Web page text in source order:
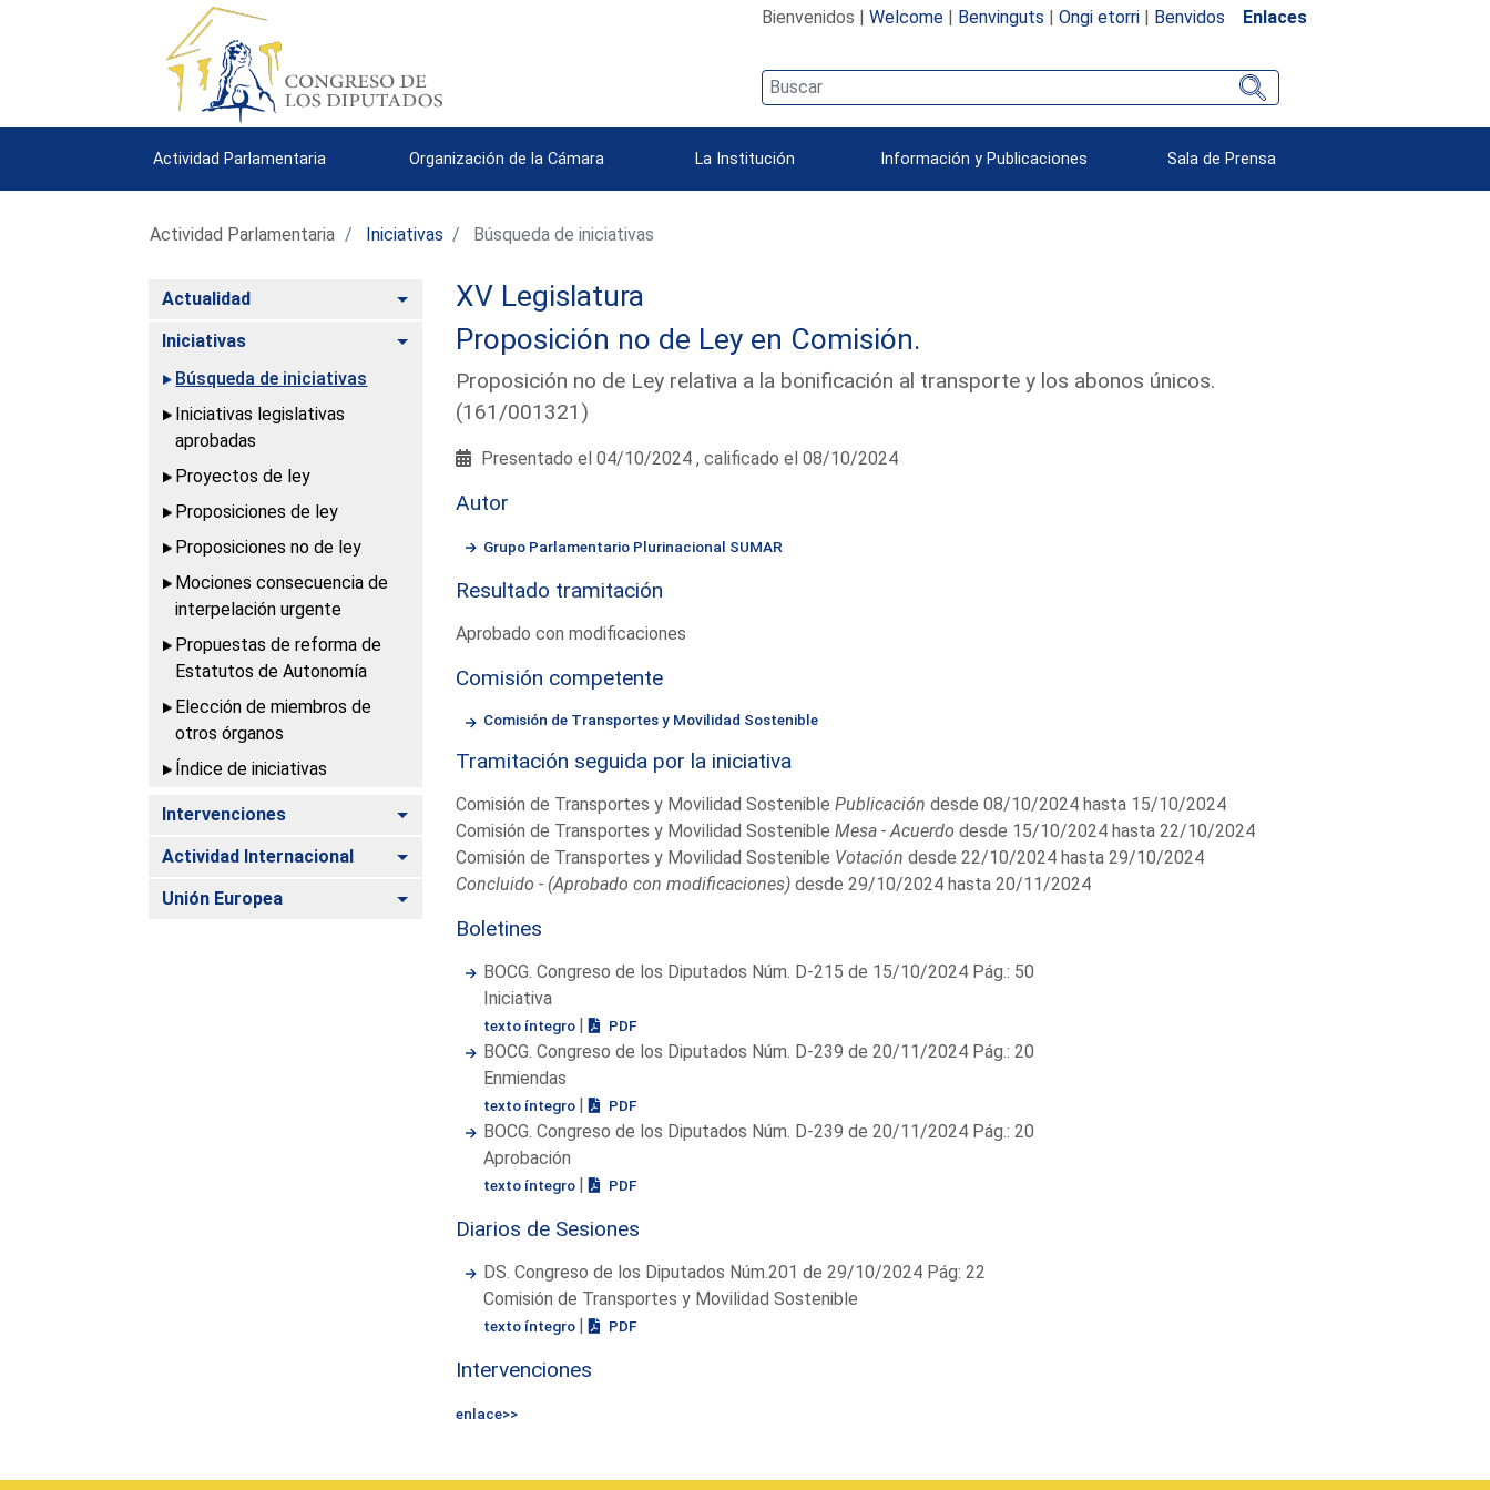
Bienvenidos | Welcome| Benvinguts | Ongi etorri| Benvidos Enlaces
Actividad Parlamentaria Organización de la Cámara La Institución Información y Publicaciones Sala de Prensa
Actividad Parlamentaria Iniciativas Búsqueda de iniciativas
Actualidad Alternar
Iniciativas
Alternar
Búsqueda de iniciativas
Iniciativas legislativas
aprobadas
Proyectos de ley
Proposiciones de ley
Proposiciones no de ley
Mociones consecuencia de
interpelación urgente
Propuestas de reforma de
Estatutos de Autonomía
Elección de miembros de
otros órganos
Índice de iniciativas
Intervenciones Alternar
Actividad Internacional Alternar
Unión Europea Alternar
XV Legislatura
Proposición no de Ley en Comisión.
Proposición no de Ley relativa a la bonificación al transporte y los abonos únicos.
(161/001321)
Presentado el 04/10/2024 , calificado el 08/10/2024
Autor
Grupo Parlamentario Plurinacional SUMAR
Resultado tramitación
Aprobado con modificaciones
Comisión competente
Comisión de Transportes y Movilidad Sostenible
Tramitación seguida por la iniciativa
Comisión de Transportes y Movilidad Sostenible Publicación desde 08/10/2024 hasta 15/10/2024
Comisión de Transportes y Movilidad Sostenible Mesa - Acuerdo desde 15/10/2024 hasta 22/10/2024
Comisión de Transportes y Movilidad Sostenible Votación desde 22/10/2024 hasta 29/10/2024
Concluido - (Aprobado con modificaciones)desde 29/10/2024 hasta 20/11/2024
Boletines
BOCG. Congreso de los Diputados Núm. D-215 de 15/10/2024 Pág.: 50
Iniciativa
texto íntegro | PDF
BOCG. Congreso de los Diputados Núm. D-239 de 20/11/2024 Pág.: 20
Enmiendas
texto íntegro | PDF
BOCG. Congreso de los Diputados Núm. D-239 de 20/11/2024 Pág.: 20
Aprobación
texto íntegro | PDF
Diarios de Sesiones
DS. Congreso de los Diputados Núm.201 de 29/10/2024 Pág: 22
Comisión de Transportes y Movilidad Sostenible
texto íntegro | PDF
Intervenciones
enlace>>